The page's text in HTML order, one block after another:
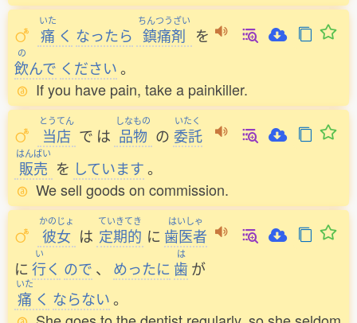
いた
痛 く なったら
ちんつうざい
鎮痛剤 を
の
飲んで ください。
If you have pain, take a painkiller.
とうてん
当店 で は
しなもの
品物 の
いたく
委託
はんばい
販売 を しています。
We sell goods on commission.
かのじょ
彼女 は
ていきてき
定期的 に
はいしゃ
歯医者
に
い
行く ので 、 めったに
は
歯 が
いた
痛 く ならない。